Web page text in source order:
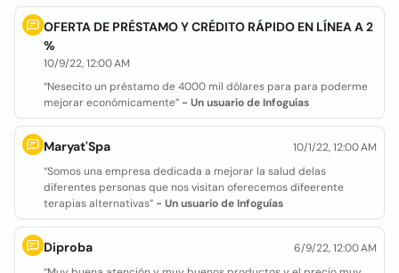
OFERTA DE PRÉSTAMO Y CRÉDITO RÁPIDO EN LÍNEA A 2
%
10/9/22, 12:00 AM
“Nesecito un préstamo de 4000 mil dólares para para poderme
mejorar económicamente” - Un usuario de Infoguías
Maryat'Spa
10/1/22, 12:00 AM
“Somos una empresa dedicada a mejorar la salud delas
diferentes personas que nos visitan oferecemos difeerente
terapias alternativas” - Un usuario de Infoguías
Diproba
6/9/22, 12:00 AM